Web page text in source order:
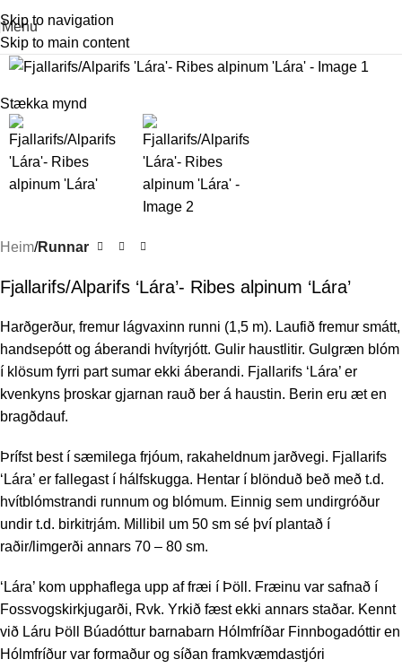
Skip to navigation
Skip to main content
Menu
Stækka mynd
Heim Runnar
Fjallarifs/Alparifs ‘Lára’- Ribes alpinum ‘Lára’
Harðgerður, fremur lágvaxinn runni (1,5 m). Laufið fremur smátt,
handsepótt og áberandi hvítyrjótt. Gulir haustlitir. Gulgræn blóm
í klösum fyrri part sumar ekki áberandi. Fjallarifs ‘Lára’ er
kvenkyns þroskar gjarnan rauð ber á haustin. Berin eru æt en
bragðdauf.
Þrífst best í sæmilega frjóum, rakaheldnum jarðvegi. Fjallarifs
‘Lára’ er fallegast í hálfskugga. Hentar í blönduð beð með t.d.
hvítblómstrandi runnum og blómum. Einnig sem undirgróður
undir t.d. birkitrjám. Millibil um 50 sm sé því plantað í
raðir/limgerði annars 70 – 80 sm.
‘Lára’ kom upphaflega upp af fræi í Þöll. Fræinu var safnað í
Fossvogskirkjugarði, Rvk. Yrkið fæst ekki annars staðar. Kennt
við Láru Þöll Búadóttur barnabarn Hólmfríðar Finnbogadóttir en
Hólmfríður var formaður og síðan framkvæmdastjóri